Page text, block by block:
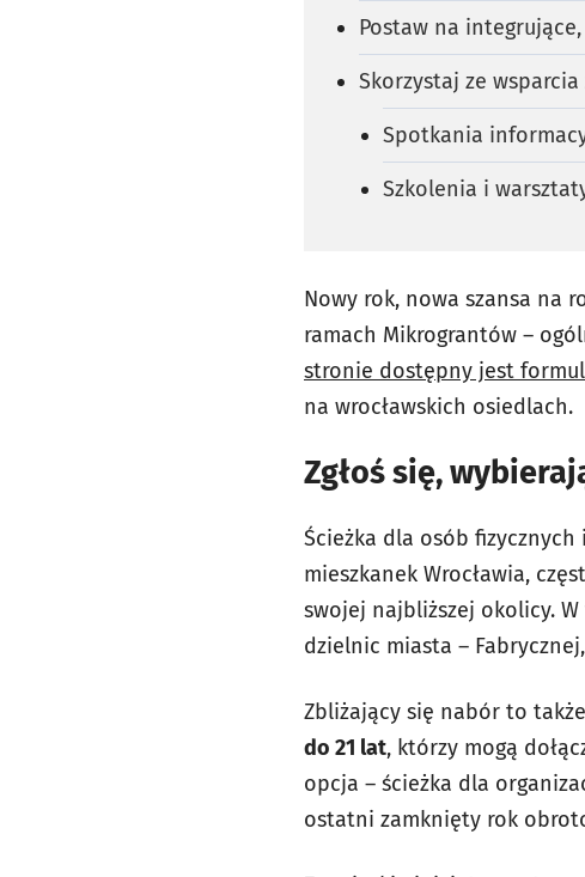
Postaw na
Skorzystaj ze wsparcia
Spotkania
Szkolenia i
Nowy rok, nowa szansa na
ramach Mikrograntów –
stronie dostępny jest
na wrocławskich osiedlach.
Zgłoś się,
Ścieżka dla osób
mieszkanek Wrocławia,
swojej najbliższej okolicy.
dzielnic miasta –
Zbliżający się nabór to
do 21 lat, którzy mogą
opcja – ścieżka dla
ostatni zamknięty rok